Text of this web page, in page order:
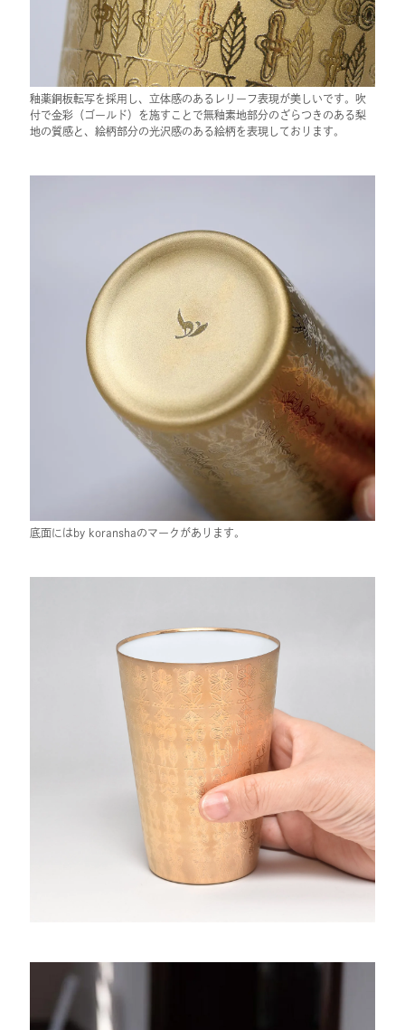
釉薬銅板転写を採用し、立体感のあるレリーフ表現が美しいです。吹
付で金彩（ゴールド）を施すことで無釉素地部分のざらつきのある梨
地の質感と、絵柄部分の光沢感のある絵柄を表現しております。
底面にはby koranshaのマークがあります。